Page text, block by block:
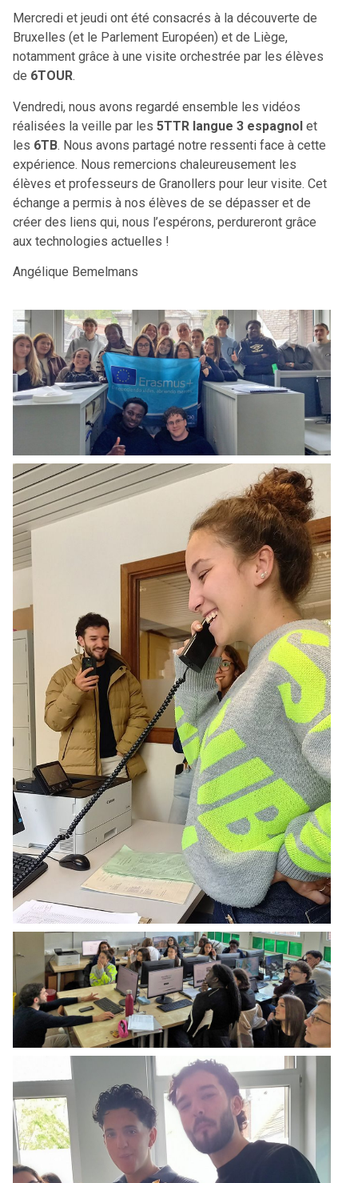
Mercredi et jeudi ont été consacrés à la découverte de
Bruxelles (et le Parlement Européen) et de Liège,
notamment grâce à une visite orchestrée par les élèves
de 6TOUR.
Vendredi, nous avons regardé ensemble les vidéos
réalisées la veille par les 5TTR langue 3 espagnol et
les 6TB. Nous avons partagé notre ressenti face à cette
expérience. Nous remercions chaleureusement les
élèves et professeurs de Granollers pour leur visite. Cet
échange a permis à nos élèves de se dépasser et de
créer des liens qui, nous l’espérons, perdureront grâce
aux technologies actuelles !
Angélique Bemelmans